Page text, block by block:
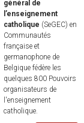
général de
l’enseignement
catholique (SeGEC) en
Communautés
française et
germanophone de
Belgique fédère les
quelques 800 Pouvoirs
organisateurs de
l'enseignement
catholique.